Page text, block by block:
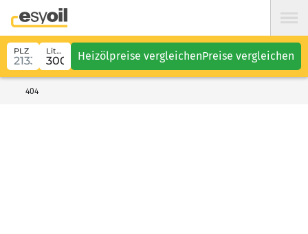
PLZ Liter Heizölpreise vergleichenPreise vergleichen
404